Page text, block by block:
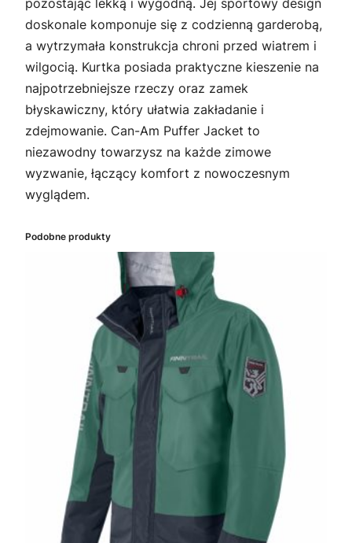
doskonale komponuje się z codzienną garderobą,
a wytrzymała konstrukcja chroni przed wiatrem i
wilgocią. Kurtka posiada praktyczne kieszenie na
najpotrzebniejsze rzeczy oraz zamek
błyskawiczny, który ułatwia zakładanie i
zdejmowanie. Can-Am Puffer Jacket to
niezawodny towarzysz na każde zimowe
wyzwanie, łączący komfort z nowoczesnym
wyglądem.
Podobne produkty